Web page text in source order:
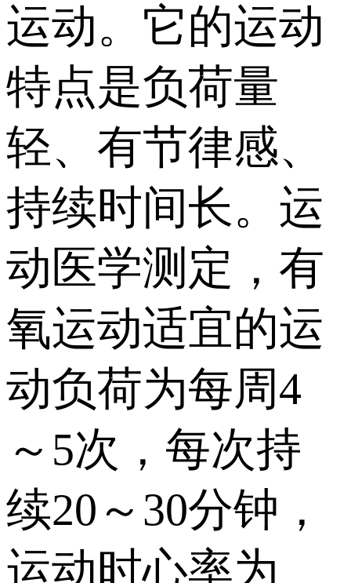
运动。它的运动
特点是负荷量
轻、有节律感、
持续时间长。运
动医学测定，有
氧运动适宜的运
动负荷为每周4
～5次，每次持
续20～30分钟，
运动时心率为